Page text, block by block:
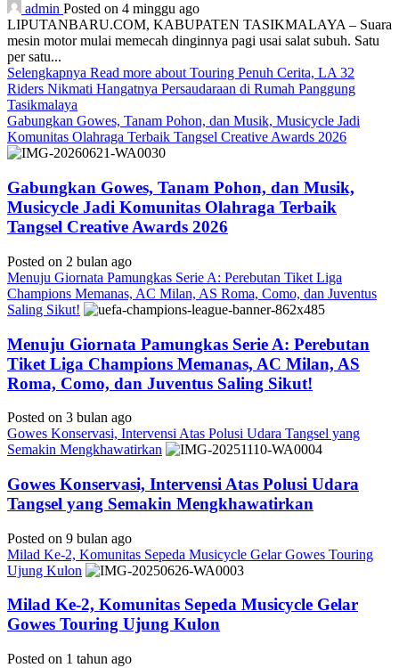
admin Posted on 4 minggu ago
LIPUTANBARU.COM, KABUPATEN TASIKMALAYA – Suara
mesin motor mulai memecah dinginnya pagi usai salat subuh. Satu
per satu...
Selengkapnya Read more about Touring Penuh Cerita, LA 32
Riders Nikmati Hangatnya Persaudaraan di Rumah Panggung
Tasikmalaya
Gabungkan Gowes, Tanam Pohon, dan Musik, Musicycle Jadi
Komunitas Olahraga Terbaik Tangsel Creative Awards 2026
Gabungkan Gowes, Tanam Pohon, dan Musik,
Musicycle Jadi Komunitas Olahraga Terbaik
Tangsel Creative Awards 2026
Posted on 2 bulan ago
Menuju Giornata Pamungkas Serie A: Perebutan Tiket Liga
Champions Memanas, AC Milan, AS Roma, Como, dan Juventus
Saling Sikut!
Menuju Giornata Pamungkas Serie A: Perebutan
Tiket Liga Champions Memanas, AC Milan, AS
Roma, Como, dan Juventus Saling Sikut!
Posted on 3 bulan ago
Gowes Konservasi, Intervensi Atas Polusi Udara Tangsel yang
Semakin Mengkhawatirkan
Gowes Konservasi, Intervensi Atas Polusi Udara
Tangsel yang Semakin Mengkhawatirkan
Posted on 9 bulan ago
Milad Ke-2, Komunitas Sepeda Musicycle Gelar Gowes Touring
Ujung Kulon
Milad Ke-2, Komunitas Sepeda Musicycle Gelar
Gowes Touring Ujung Kulon
Posted on 1 tahun ago